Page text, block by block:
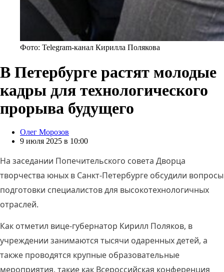
Фото: Telegram-канал Кирилла Полякова
В Петербурге растят молодые
кадры для технологического
прорыва будущего
Posted
by
Олег Морозов
9 июля 2025 в 10:00
На заседании Попечительского совета Дворца
творчества юных в Санкт-Петербурге обсудили вопросы
подготовки специалистов для высокотехнологичных
отраслей.
Как отметил вице-губернатор Кирилл Поляков, в
учреждении занимаются тысячи одаренных детей, а
также проводятся крупные образовательные
мероприятия, такие как Всероссийская конференция